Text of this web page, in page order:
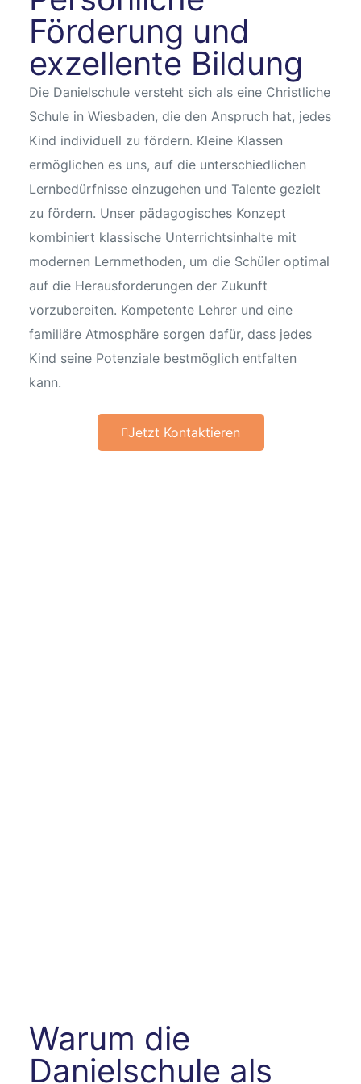
Förderung und
exzellente Bildung
Die Danielschule versteht sich als eine Christliche
Schule in Wiesbaden, die den Anspruch hat, jedes
Kind individuell zu fördern. Kleine Klassen
ermöglichen es uns, auf die unterschiedlichen
Lernbedürfnisse einzugehen und Talente gezielt
zu fördern. Unser pädagogisches Konzept
kombiniert klassische Unterrichtsinhalte mit
modernen Lernmethoden, um die Schüler optimal
auf die Herausforderungen der Zukunft
vorzubereiten. Kompetente Lehrer und eine
familiäre Atmosphäre sorgen dafür, dass jedes
Kind seine Potenziale bestmöglich entfalten
kann.
Jetzt Kontaktieren
Warum die
Danielschule als